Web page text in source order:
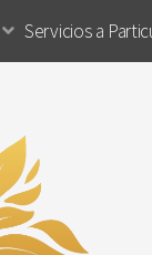
Servicios a